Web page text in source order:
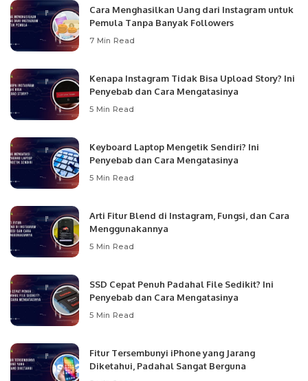
Cara Menghasilkan Uang dari Instagram untuk
Pemula Tanpa Banyak Followers
7 Min Read
Kenapa Instagram Tidak Bisa Upload Story? Ini
Penyebab dan Cara Mengatasinya
5 Min Read
Keyboard Laptop Mengetik Sendiri? Ini
Penyebab dan Cara Mengatasinya
5 Min Read
Arti Fitur Blend di Instagram, Fungsi, dan Cara
Menggunakannya
5 Min Read
SSD Cepat Penuh Padahal File Sedikit? Ini
Penyebab dan Cara Mengatasinya
5 Min Read
Fitur Tersembunyi iPhone yang Jarang
Diketahui, Padahal Sangat Berguna